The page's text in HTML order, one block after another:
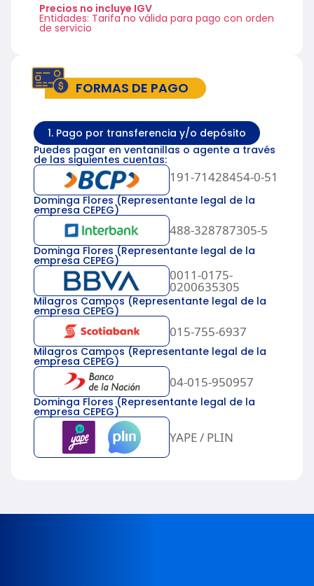
Precios no incluye IGV
Entidades: Tarifa no válida para pago con orden
de servicio
FORMAS DE PAGO
1. Pago por transferencia y/o depósito
Puedes pagar en ventanillas o agente a través
de las siguientes cuentas:
191-71428454-0-51
Dominga Flores (Representante legal de la
empresa CEPEG)
488-328787305-5
Dominga Flores (Representante legal de la
empresa CEPEG)
0011-0175-
0200635305
Milagros Campos (Representante legal de la
empresa CEPEG)
015-755-6937
Milagros Campos (Representante legal de la
empresa CEPEG)
04-015-950957
Dominga Flores (Representante legal de la
empresa CEPEG)
YAPE / PLIN